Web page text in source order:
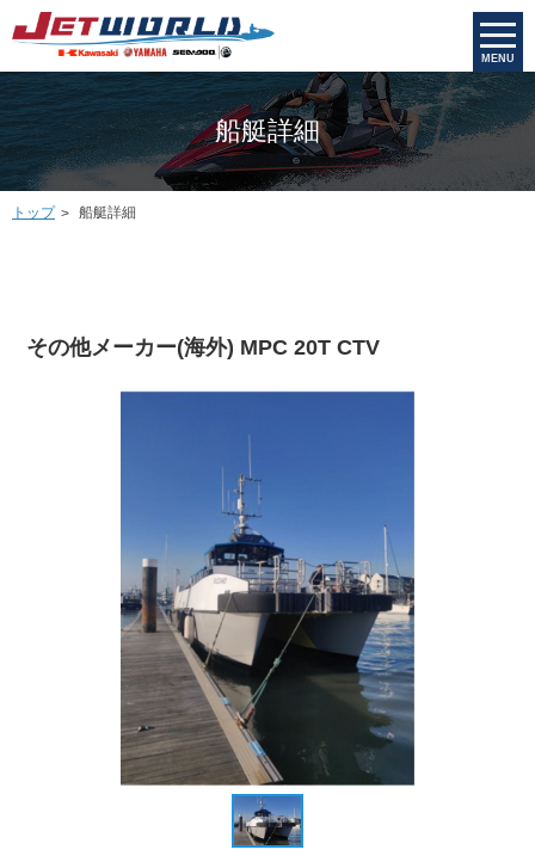
MENU
船艇詳細
トップ 船艇詳細
その他メーカー(海外) MPC 20T CTV